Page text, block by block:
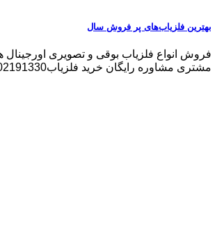
بهترین فلزیاب‌های پر فروش سال
فروش انواع فلزیاب بوقی و تصویری
مشتری مشاوره رایگان خرید فلزیاب09102191330